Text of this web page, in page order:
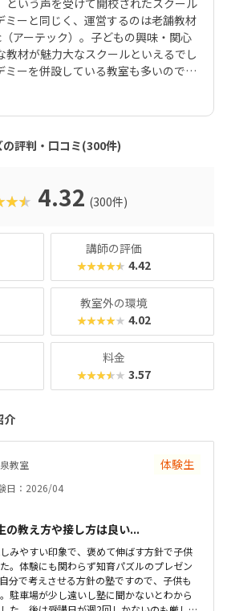
という声を受けて開校されたスクール
ミーと同じく、運営するのは老舗教材
アーテック）。子どもの興味・関心
教材が魅力大なスクールといえるでし
ミーを併設している教室も多いので、
の教室に通い続けられるのが魅力で
、60分ずつ。推奨年齢は年長〜小3
力や創造力を育みます。カリキュラム
形パズルに取り組む「パズル」、ロボ
す「ロボット」、パソコンを使ってロ
にも「いろいろな能力がバランスよく
寄せられています。とくに評価が高い
の世界に入っていけると評判です。大
かけに、これからの社会で必要とされ
いと考える保護者におすすめのスクー
評判・口コミ(300件)
4.32 (300件)
講師の評価
★★★★★ 4.42
教室外の環境
★★★★★ 4.02
料金
★★★★★ 3.57
介
教室 体験生
日：2026/04
の教え方や接し方は良い...
みやすい印象で、褒めて伸ばす方針で子供
。体験にも関わらず知育パズルのプレゼン
分で考えさせる方針の塾ですので、子供も
駐車場が少し遠いし塾に聞かないとわから